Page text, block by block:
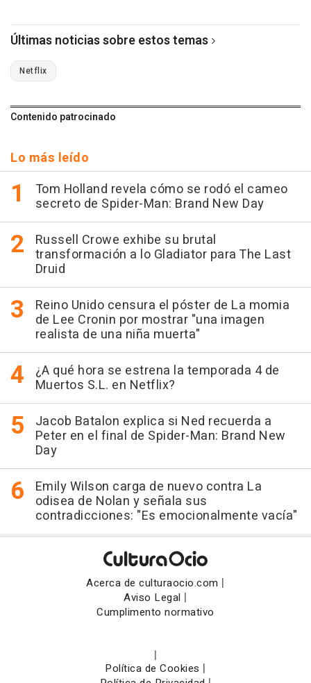
Últimas noticias sobre estos temas
Netflix
Contenido patrocinado
Lo más leído
Tom Holland revela cómo se rodó el cameo
secreto de Spider-Man: Brand New Day
Russell Crowe exhibe su brutal
transformación a lo Gladiator para The Last
Druid
Reino Unido censura el póster de La momia
de Lee Cronin por mostrar "una imagen
realista de una niña muerta"
¿A qué hora se estrena la temporada 4 de
Muertos S.L. en Netflix?
Jacob Batalon explica si Ned recuerda a
Peter en el final de Spider-Man: Brand New
Day
Emily Wilson carga de nuevo contra La
odisea de Nolan y señala sus
contradicciones: "Es emocionalmente vacía"
Acerca de culturaocio.com |
Aviso Legal |
Cumplimento normativo
|
Política de Cookies |